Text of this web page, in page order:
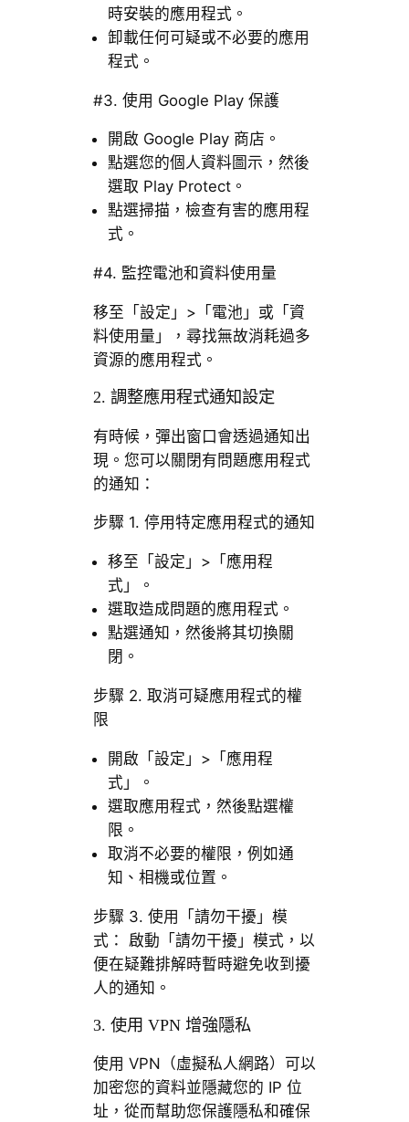
時安裝的應用程式。
卸載任何可疑或不必要的應用
程式。
#3. 使用 Google Play 保護
開啟 Google Play 商店。
點選您的個人資料圖示，然後
選取 Play Protect。
點選掃描，檢查有害的應用程
式。
#4. 監控電池和資料使用量
移至「設定」>「電池」或「資
料使用量」，尋找無故消耗過多
資源的應用程式。
2. 調整應用程式通知設定
有時候，彈出窗口會透過通知出
現。您可以關閉有問題應用程式
的通知：
步驟 1. 停用特定應用程式的通知
移至「設定」>「應用程
式」。
選取造成問題的應用程式。
點選通知，然後將其切換關
閉。
步驟 2. 取消可疑應用程式的權
限
開啟「設定」>「應用程
式」。
選取應用程式，然後點選權
限。
取消不必要的權限，例如通
知、相機或位置。
步驟 3. 使用「請勿干擾」模
式： 啟動「請勿干擾」模式，以
便在疑難排解時暫時避免收到擾
人的通知。
3. 使用 VPN 增強隱私
使用 VPN（虛擬私人網路）可以
加密您的資料並隱藏您的 IP 位
址，從而幫助您保護隱私和確保